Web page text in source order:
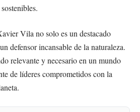
Vila no solo es un destacado
defensor incansable de la naturaleza.
relevante y necesario en un mundo
de líderes comprometidos con la